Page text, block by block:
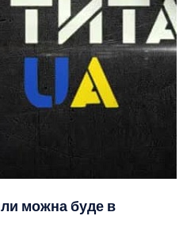
можна буде в